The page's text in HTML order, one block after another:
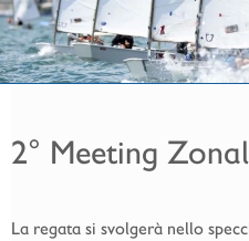
2° Meeting
La regata si svolgerà nello